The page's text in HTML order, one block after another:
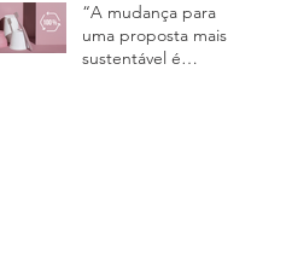
“A mudança para
uma proposta mais
sustentável é